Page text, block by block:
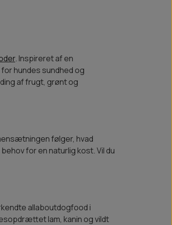
. Inspireret af en
hundes sundhed og
af frugt, grønt og
følger, hvad
for en naturlig kost. Vil du
allaboutdogfood i
lam, kanin og vildt